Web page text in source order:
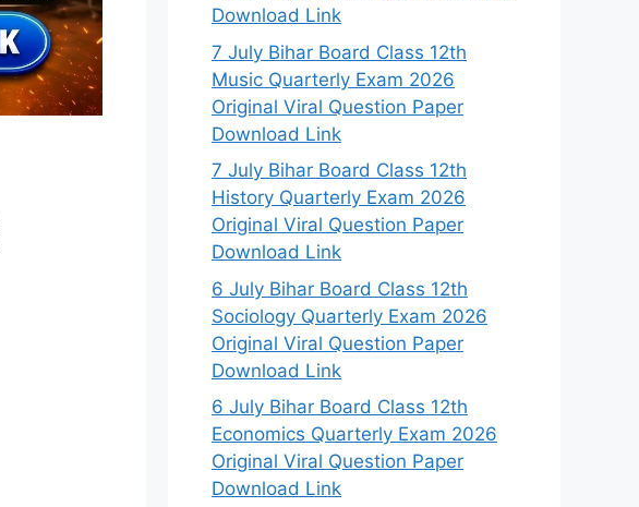
Download Link
7 July Bihar Board Class 12th
Music Quarterly Exam 2026
Original Viral Question Paper
Download Link
7 July Bihar Board Class 12th
History Quarterly Exam 2026
Original Viral Question Paper
Download Link
6 July Bihar Board Class 12th
Sociology Quarterly Exam 2026
Original Viral Question Paper
Download Link
6 July Bihar Board Class 12th
Economics Quarterly Exam 2026
Original Viral Question Paper
Download Link